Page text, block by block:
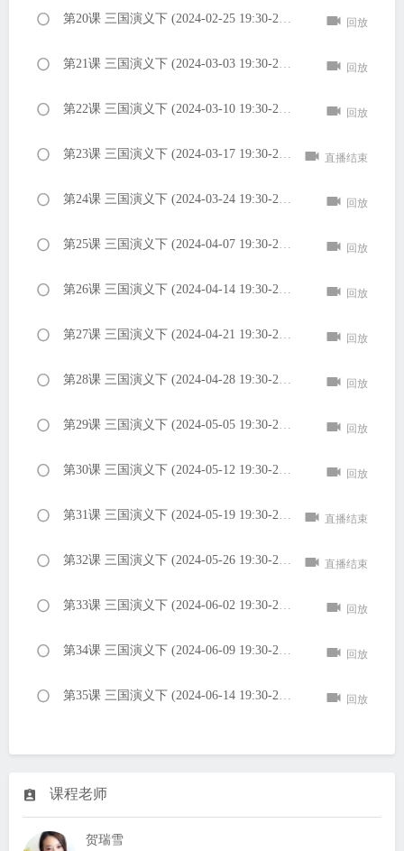
第20课 三国演义下 (2024-02-25 19:30-21:00 PM) 回放
第21课 三国演义下 (2024-03-03 19:30-21:00 PM) 回放
第22课 三国演义下 (2024-03-10 19:30-21:00 PM) 回放
第23课 三国演义下 (2024-03-17 19:30-21:00 PM) 直播结束
第24课 三国演义下 (2024-03-24 19:30-21:00 PM) 回放
第25课 三国演义下 (2024-04-07 19:30-21:00 PM) 回放
第26课 三国演义下 (2024-04-14 19:30-21:00 PM) 回放
第27课 三国演义下 (2024-04-21 19:30-21:00 PM) 回放
第28课 三国演义下 (2024-04-28 19:30-21:00 PM) 回放
第29课 三国演义下 (2024-05-05 19:30-21:00 PM) 回放
第30课 三国演义下 (2024-05-12 19:30-21:00 PM) 回放
第31课 三国演义下 (2024-05-19 19:30-21:00 PM) 直播结束
第32课 三国演义下 (2024-05-26 19:30-21:00 PM) 直播结束
第33课 三国演义下 (2024-06-02 19:30-21:00 PM) 回放
第34课 三国演义下 (2024-06-09 19:30-21:00 PM) 回放
第35课 三国演义下 (2024-06-14 19:30-21:00 PM) 回放
课程老师
贺瑞雪